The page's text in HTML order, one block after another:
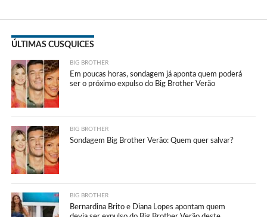
ÚLTIMAS CUSQUICES
BIG BROTHER
Em poucas horas, sondagem já aponta quem poderá
ser o próximo expulso do Big Brother Verão
BIG BROTHER
Sondagem Big Brother Verão: Quem quer salvar?
BIG BROTHER
Bernardina Brito e Diana Lopes apontam quem